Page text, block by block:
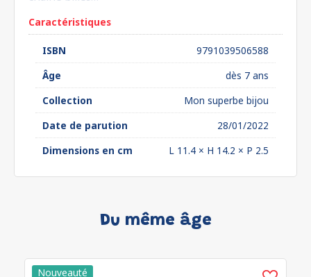
Caractéristiques
ISBN
9791039506588
Âge
dès 7 ans
Collection
Mon superbe bijou
Date de parution
28/01/2022
Dimensions en cm
L 11.4 × H 14.2 × P 2.5
Du même âge